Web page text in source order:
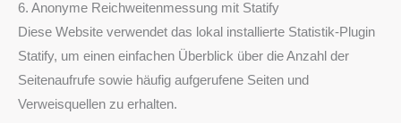
6. Anonyme Reichweitenmessung mit Statify
Diese Website verwendet das lokal installierte Statistik-Plugin
Statify, um einen einfachen Überblick über die Anzahl der
Seitenaufrufe sowie häufig aufgerufene Seiten und
Verweisquellen zu erhalten.